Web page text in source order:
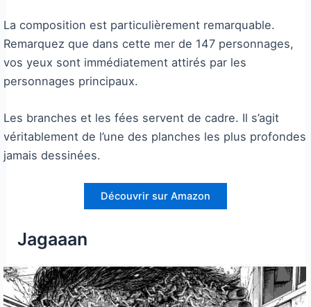
La composition est particulièrement remarquable.
Remarquez que dans cette mer de 147 personnages,
vos yeux sont immédiatement attirés par les
personnages principaux.
Les branches et les fées servent de cadre. Il s’agit
véritablement de l’une des planches les plus profondes
jamais dessinées.
Découvrir sur Amazon
Jagaaan